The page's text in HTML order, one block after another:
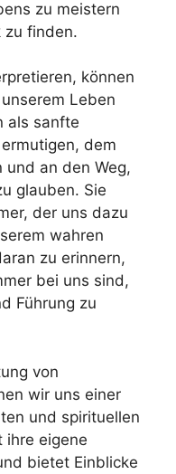
zu meistern
zu finden.
können
Leben
als sanfte
dem
und an den Weg,
glauben. Sie
der uns dazu
wahren
zu erinnern,
bei uns sind,
Führung zu
von
wir uns einer
und spirituellen
ihre eigene
bietet Einblicke